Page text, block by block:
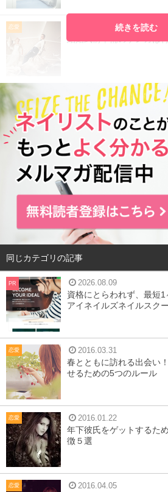
恋愛 2016.08.26
結婚式前準備のケンカは
続きを読む
同じカテゴリの記事
PR 2026.08.09
資格にとらわれず、最短1
アイネイルズネイルスク
恋愛 2016.03.31
春とともに訪れる出会い
せるための5つのルール
恋愛 2016.01.22
年下彼氏をゲットするた
徴５選
恋愛 2016.04.05